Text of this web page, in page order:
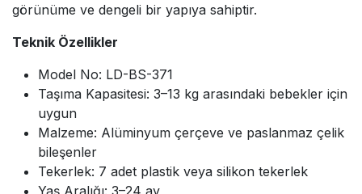
görünüme ve dengeli bir yapıya sahiptir.
Teknik Özellikler
Model No: LD-BS-371
Taşıma Kapasitesi: 3–13 kg arasındaki bebekler için
uygun
Malzeme: Alüminyum çerçeve ve paslanmaz çelik
bileşenler
Tekerlek: 7 adet plastik veya silikon tekerlek